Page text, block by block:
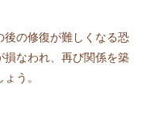
後の修復が難しくなる恐
損なわれ、再び関係を築
う。